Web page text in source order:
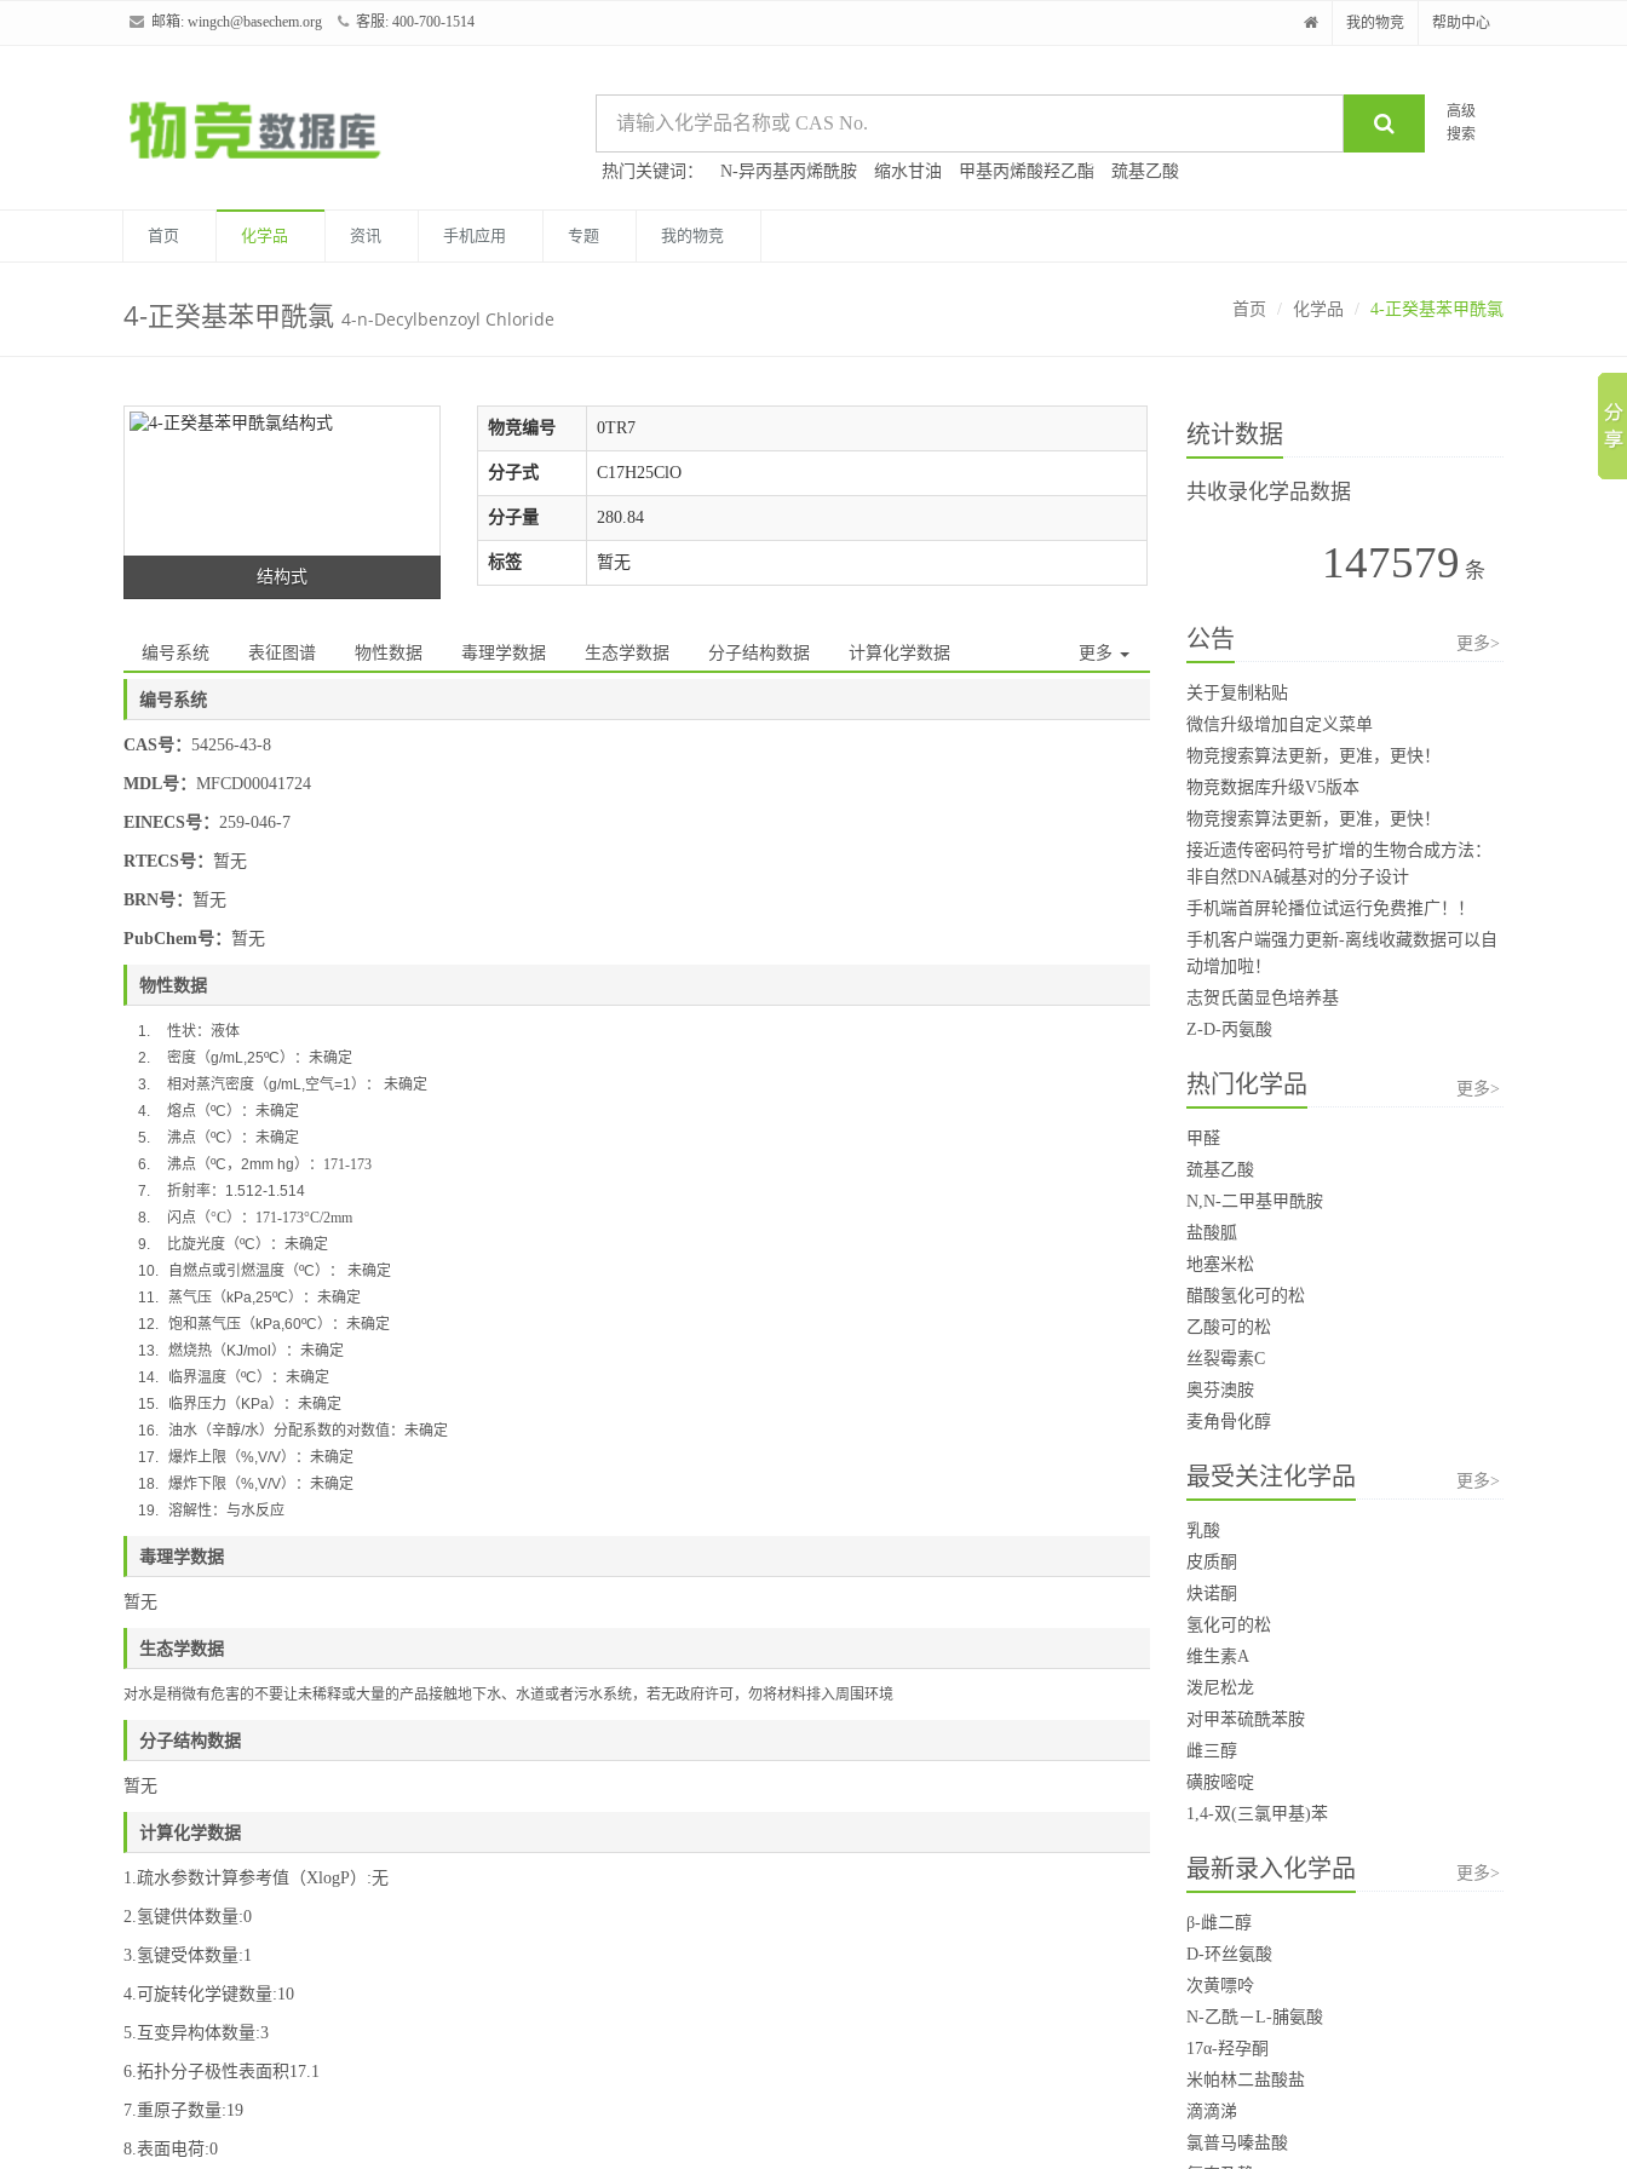
邮箱: wingch@basechem.org 客服: 400-700-1514 我的物竞 帮助中心
高级
搜索
热门关键词： N-异丙基丙烯酰胺 缩水甘油 甲基丙烯酸羟乙酯 巯基乙酸
首页 化学品 资讯 手机应用 专题 我的物竞
4-正癸基苯甲酰氯 4-n-Decylbenzoyl Chloride 首页 化学品 4-正癸基苯甲酰氯
结构式
物竞编号 0TR7
分子式 C17H25ClO
分子量 280.84
标签 暂无
编号系统 表征图谱 物性数据 毒理学数据 生态学数据 分子结构数据 计算化学数据 更多
编号系统
CAS号： 54256-43-8
MDL号： MFCD00041724
EINECS号： 259-046-7
RTECS号： 暂无
BRN号： 暂无
PubChem号： 暂无
物性数据
1.
性状：液体
2.
密度（g/mL,25ºC）：未确定
3.
相对蒸汽密度（g/mL,空气=1）：
未确定
4.
熔点（ºC）：未确定
5.
沸点（ºC）： 未确定
6.
沸点（ºC ， 2mm hg）： 171-173
7.
折射率： 1.512-1.514
8.
闪点（°C）： 171-173°C/2mm
9.
比旋光度（ºC）： 未确定
10.
自燃点或引燃温度（ºC）：
未确定
11.
蒸气压（ kPa,25ºC）： 未确定
12. 饱和蒸气压（ kPa,60ºC）： 未确定
13. 燃烧热（ KJ/mol ）： 未确定
14.
临界温度（ºC）：未确定
15.
临界压力（ KPa）：未确定
16. 油水（辛醇/水）分配系数的对数值：未确定
17. 爆炸上限（%,V/V）：未确定
18. 爆炸下限（%,V/V）：未确定
19. 溶解性：与水反应
毒理学数据
暂无
生态学数据
对水是稍微有危害的不要让未稀释或大量的产品接触地下水、水道或者污水系统，若无政府许可，勿将材料排入周围环境
分子结构数据
暂无
计算化学数据
1.疏水参数计算参考值（XlogP）:无
2.氢键供体数量:0
3.氢键受体数量:1
4.可旋转化学键数量:10
5.互变异构体数量:3
6.拓扑分子极性表面积17.1
7.重原子数量:19
8.表面电荷:0
统计数据
共收录化学品数据
147579 条
公告 更多>
关于复制粘贴
微信升级增加自定义菜单
物竞搜索算法更新，更准，更快！
物竞数据库升级V5版本
物竞搜索算法更新，更准，更快！
接近遗传密码符号扩增的生物合成方法：
非自然DNA碱基对的分子设计
手机端首屏轮播位试运行免费推广！！
手机客户端强力更新-离线收藏数据可以自
动增加啦！
志贺氏菌显色培养基
Z-D-丙氨酸
热门化学品 更多>
甲醛
巯基乙酸
N,N-二甲基甲酰胺
盐酸胍
地塞米松
醋酸氢化可的松
乙酸可的松
丝裂霉素C
奥芬澳胺
麦角骨化醇
最受关注化学品 更多>
乳酸
皮质酮
炔诺酮
氢化可的松
维生素A
泼尼松龙
对甲苯硫酰苯胺
雌三醇
磺胺嘧啶
1,4-双(三氯甲基)苯
最新录入化学品 更多>
β-雌二醇
D-环丝氨酸
次黄嘌呤
N-乙酰－L-脯氨酸
17α-羟孕酮
米帕林二盐酸盐
滴滴涕
氯普马嗪盐酸